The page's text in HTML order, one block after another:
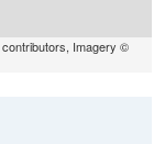
contributors, Imagery ©